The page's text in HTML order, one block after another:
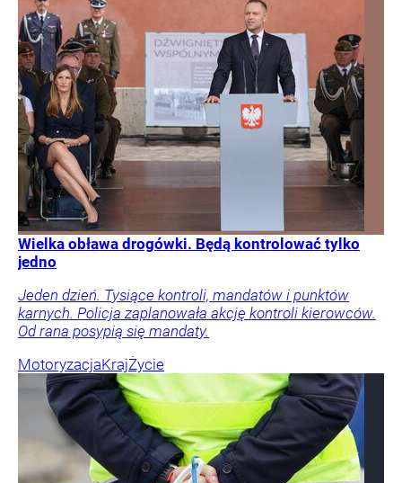
Wielka obława drogówki. Będą kontrolować tylko
jedno
Jeden dzień. Tysiące kontroli, mandatów i punktów
karnych. Policja zaplanowała akcję kontroli kierowców.
Od rana posypią się mandaty.
MotoryzacjaKrajŻycie